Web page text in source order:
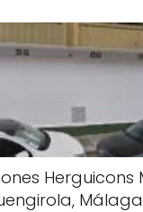
Málaga